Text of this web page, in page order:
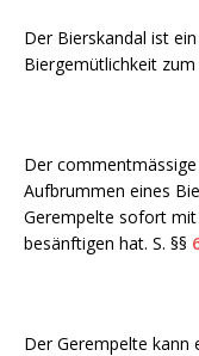
Der Bierskandal ist
Biergemütlichkeit
Der
Aufbrummen eines
Gerempelte sofort mit
besänftigen hat. S. §§
Der Gerempelte kann